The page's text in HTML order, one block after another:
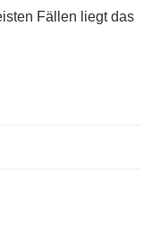
Fällen liegt das